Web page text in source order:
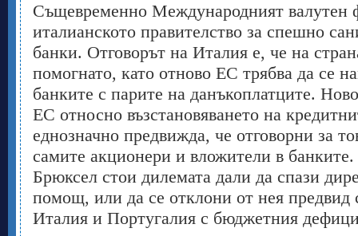
Същевременно Международният
италианското правителство за спешно
банки. Отговорът на Италия е, че на
помогнато, като отново ЕС трябва да се
банките с парите на данъкоплатците.
ЕС относно възстановяването на
еднозначно предвижда, че отговорни за
самите акционери и вложители в
Брюксел стои дилемата дали да спази
помощ, или да се отклони от нея предвид
Италия и Португалия с бюджетния